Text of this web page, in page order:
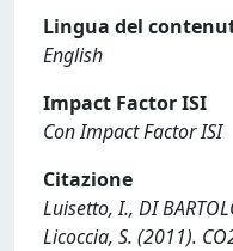
Lingua del
English
Impact Factor ISI
Con Impact Factor ISI
Citazione
Luisetto, I., DI
Licoccia, S. (2011).